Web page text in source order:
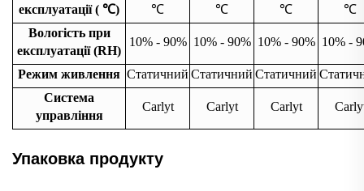
експлуатації ( ℃)
℃
℃
℃
℃
Вологість при
експлуатації (RH)
10% - 90% 10% - 90% 10% - 90% 10% -
Режим живлення Статичний Статичний Статичний
Система
управління
Carlyt Carlyt Carlyt
Упаковка продукту